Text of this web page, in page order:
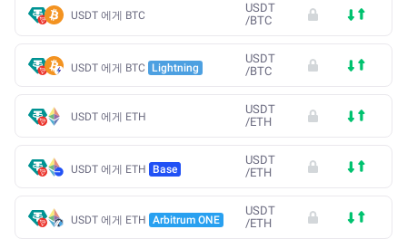
USDT 에게 BTC
USDT
/BTC
USDT 에게 BTC Lightning
USDT
/BTC
USDT 에게 ETH
USDT
/ETH
USDT 에게 ETH Base
USDT
/ETH
USDT 에게 ETH Arbitrum ONE
USDT
/ETH